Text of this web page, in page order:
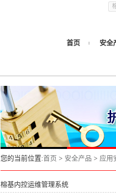
首页 安全
您的当前位置:首页 > 安全产品 > 应用
榕基内控运维管理系统